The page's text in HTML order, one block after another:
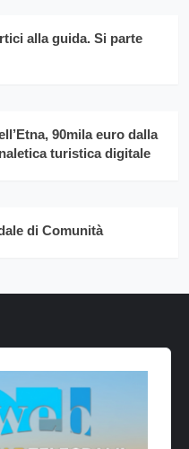
alla guida. Si parte
90mila euro dalla
turistica digitale
di Comunità